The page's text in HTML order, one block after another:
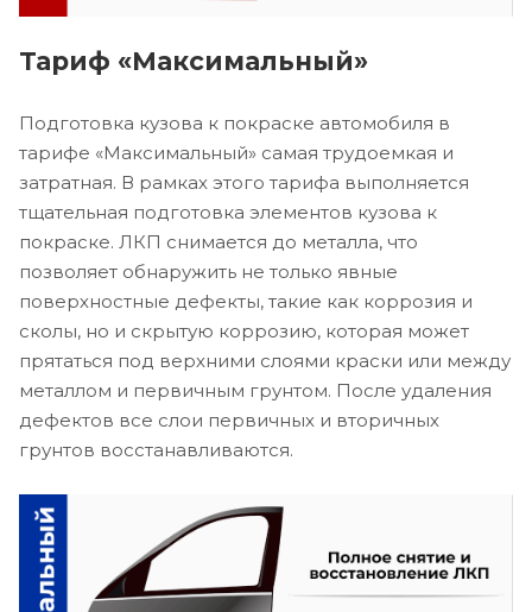
Тариф «Максимальный»
Подготовка кузова к покраске автомобиля в
тарифе «Максимальный» самая трудоемкая и
затратная. В рамках этого тарифа выполняется
тщательная подготовка элементов кузова к
покраске. ЛКП снимается до металла, что
позволяет обнаружить не только явные
поверхностные дефекты, такие как коррозия и
сколы, но и скрытую коррозию, которая может
прятаться под верхними слоями краски или между
металлом и первичным грунтом. После удаления
дефектов все слои первичных и вторичных
грунтов восстанавливаются.